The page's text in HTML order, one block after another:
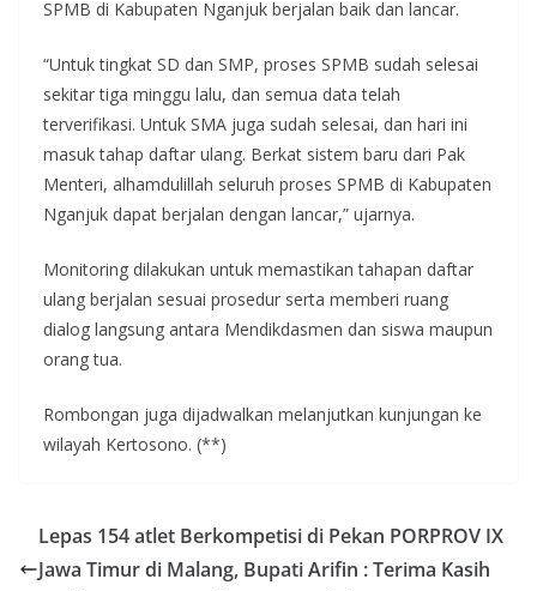
SPMB di Kabupaten Nganjuk berjalan baik dan lancar.
“Untuk tingkat SD dan SMP, proses SPMB sudah selesai
sekitar tiga minggu lalu, dan semua data telah
terverifikasi. Untuk SMA juga sudah selesai, dan hari ini
masuk tahap daftar ulang. Berkat sistem baru dari Pak
Menteri, alhamdulillah seluruh proses SPMB di Kabupaten
Nganjuk dapat berjalan dengan lancar,” ujarnya.
Monitoring dilakukan untuk memastikan tahapan daftar
ulang berjalan sesuai prosedur serta memberi ruang
dialog langsung antara Mendikdasmen dan siswa maupun
orang tua.
Rombongan juga dijadwalkan melanjutkan kunjungan ke
wilayah Kertosono. (**)
Lepas 154 atlet Berkompetisi di Pekan PORPROV IX
Jawa Timur di Malang, Bupati Arifin : Terima Kasih